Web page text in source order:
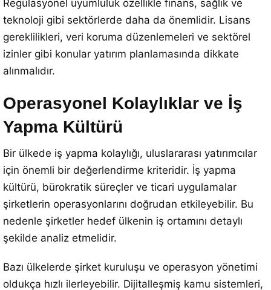
Regülasyonel uyumluluk özellikle finans, sağlık ve
teknoloji gibi sektörlerde daha da önemlidir. Lisans
gereklilikleri, veri koruma düzenlemeleri ve sektörel
izinler gibi konular yatırım planlamasında dikkate
alınmalıdır.
Operasyonel Kolaylıklar ve İş
Yapma Kültürü
Bir ülkede iş yapma kolaylığı, uluslararası yatırımcılar
için önemli bir değerlendirme kriteridir. İş yapma
kültürü, bürokratik süreçler ve ticari uygulamalar
şirketlerin operasyonlarını doğrudan etkileyebilir. Bu
nedenle şirketler hedef ülkenin iş ortamını detaylı
şekilde analiz etmelidir.
Bazı ülkelerde şirket kuruluşu ve operasyon yönetimi
oldukça hızlı ilerleyebilir. Dijitalleşmiş kamu sistemleri,